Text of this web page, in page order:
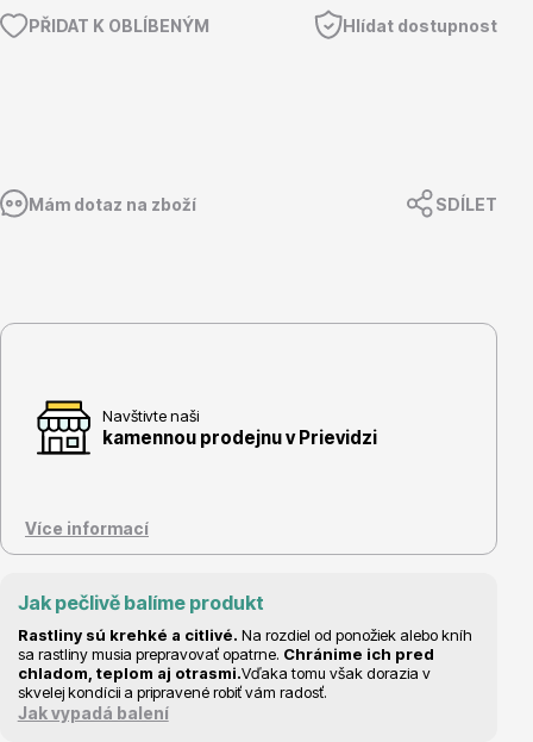
Květináče
Cibuloviny
Vzrostlé stromy
PŘIDAT K OBLÍBENÝM Hlídat dostupnost
Mám dotaz na zboží SDÍLET
Navštivte naši
kamennou prodejnu v Prievidzi
Více informací
Jak pečlivě balíme produkt
Rastliny sú krehké a citlivé. Na rozdiel od ponožiek alebo kníh
sa rastliny musia prepravovať opatrne. Chránime ich pred
chladom, teplom aj otrasmi.Vďaka tomu však dorazia v
skvelej kondícii a pripravené robiť vám radosť.
Jak vypadá balení